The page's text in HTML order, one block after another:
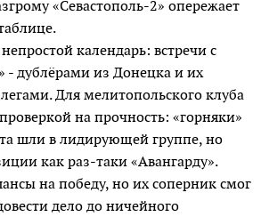
«Севастополь-2» опережает
календарь: встречи с
- дублёрами из Донецка и их
Для мелитопольского клуба
на прочность: «горняки»
шли в лидирую­щей группе, но
как раз-таки «Авангарду».
на победу, но их соперник смог
дело до ничейного